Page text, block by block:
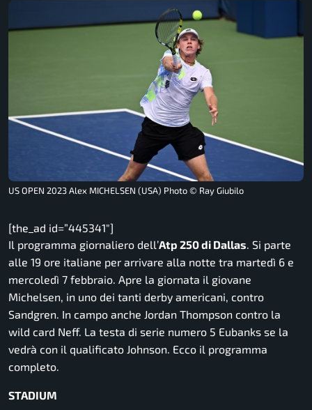
US OPEN 2023 Alex MICHELSEN (USA) Photo © Ray Giubilo
[the_ad id=”445341″]
Il programma giornaliero dell’Atp 250 di Dallas. Si parte
alle 19 ore italiane per arrivare alla notte tra martedì 6 e
mercoledì 7 febbraio. Apre la giornata il giovane
Michelsen, in uno dei tanti derby americani, contro
Sandgren. In campo anche Jordan Thompson contro la
wild card Neff. La testa di serie numero 5 Eubanks se la
vedrà con il qualificato Johnson. Ecco il programma
completo.
STADIUM